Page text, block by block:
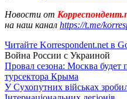
Новости от
на наш канал https://t.me/
Читайте Korrespondent.net в
Война России с Украиной
Провал сезона: Москва будет
турсектора Крыма
У Сухопутних військах